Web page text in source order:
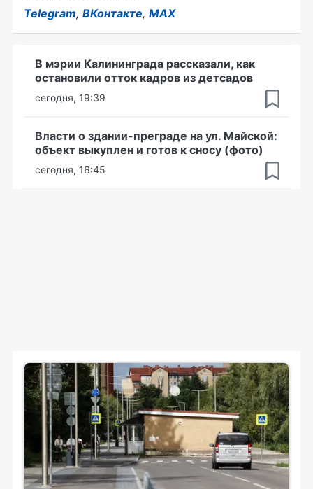
Telegram, ВКонтакте, MAX
В мэрии Калининграда рассказали, как
остановили отток кадров из детсадов
сегодня, 19:39
Власти о здании-преграде на ул. Майской:
объект выкуплен и готов к сносу (фото)
сегодня, 16:45